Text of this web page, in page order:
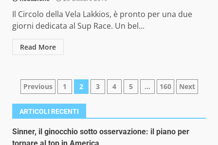
Il Circolo della Vela Lakkios, è pronto per una due
giorni dedicata al Sup Race. Un bel...
Read More
Paginazione
degli
articoli
Previous 1 2 3 4 5 … 160 Next
ARTICOLI RECENTI
Sinner, il ginocchio sotto osservazione: il piano per